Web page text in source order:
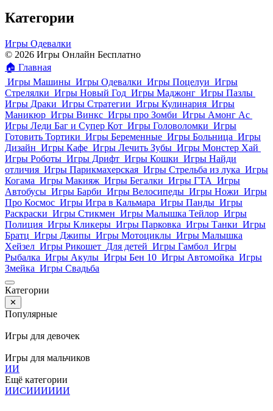
Категории
Игры Одевалки
© 2026 Игры Онлайн Бесплатно
🏠 Главная
Игры Машины Игры Одевалки Игры Поцелуи Игры
Стрелялки Игры Новый Год Игры Маджонг Игры Пазлы
Игры Драки Игры Стратегии Игры Кулинария Игры
Маникюр Игры Винкс Игры про Зомби Игры Амонг Ас
Игры Леди Баг и Супер Кот Игры Головоломки Игры
Готовить Тортики Игры Беременные Игры Больница Игры
Дизайн Игры Кафе Игры Лечить Зубы Игры Монстер Хай
Игры Роботы Игры Дрифт Игры Кошки Игры Найди
отличия Игры Парикмахерская Игры Стрельба из лука Игры
Когама Игры Макияж Игры Бегалки Игры ГТА Игры
Автобусы Игры Барби Игры Велосипеды Игры Ножи Игры
Про Космос Игры Игра в Кальмара Игры Панды Игры
Раскраски Игры Стикмен Игры Малышка Тейлор Игры
Полиция Игры Кликеры Игры Парковка Игры Танки Игры
Братц Игры Джипы Игры Мотоциклы Игры Малышка
Хейзел Игры Рикошет Для детей Игры Гамбол Игры
Рыбалка Игры Акулы Игры Бен 10 Игры Автомойка Игры
Змейка Игры Свадьба
Категории
✕
Популярные
Игры для девочек
Игры для мальчиков
ИИ
Ещё категории
ИИСИИИИИИ